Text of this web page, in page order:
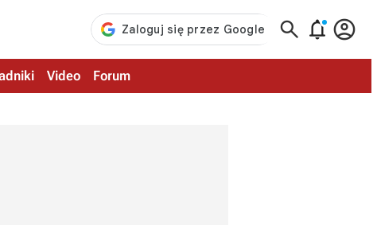
  
Video Forum